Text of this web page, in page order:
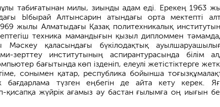
табиғатынан милы, зиынды адам еді. Ерекең 1963
Ыбырай Алтынсарин атындағы орта мектепті
жылы Алматыдағы Қазақ политехникалық
техника мамандығын қызыл дипломмен
қаласындағы бүкілодақтық
зерттеу институтының аспирантурасында білім
бағытында көп ізденіп, елеулі жетістіктерге
сонымен қатар, республика бойынша
бағдарлама түзген еңбегін де айта кету керек.
қисапқа жүйрік ағамыз әу бастан ғылымға оң иығын